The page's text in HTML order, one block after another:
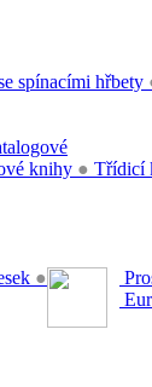
spínacími hřbety
knihy ● Třídicí
●